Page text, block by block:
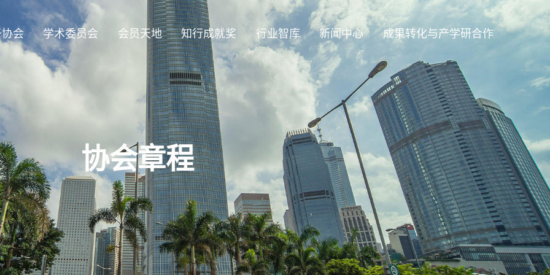
会 学术委员会 会员天地 知行成就奖 行业智库 新闻中心 成果转化与产学研合作
协会章程